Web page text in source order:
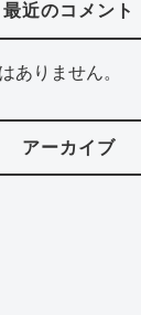
最近のコメント
ありません。
アーカイブ